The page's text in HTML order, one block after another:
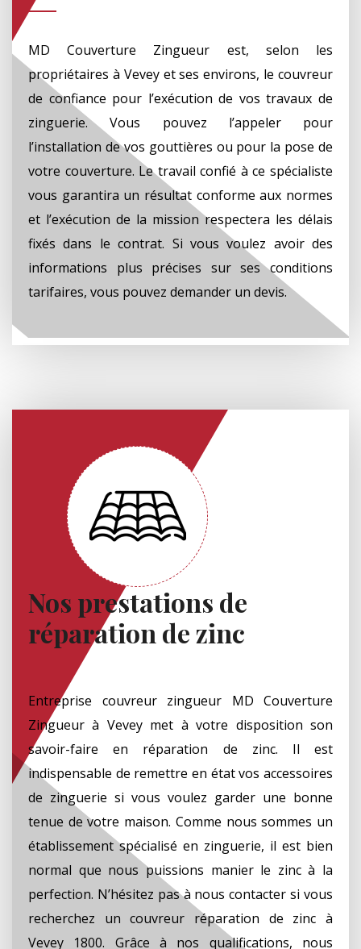
MD Couverture Zingueur est, selon les
propriétaires à Vevey et ses environs, le couvreur
de confiance pour l’exécution de vos travaux de
zinguerie. Vous pouvez l’appeler pour
l’installation de vos gouttières ou pour la pose de
votre couverture. Le travail confié à ce spécialiste
vous garantira un résultat conforme aux normes
et l’exécution de la mission respectera les délais
fixés dans le contrat. Si vous voulez avoir des
informations plus précises sur ses conditions
tarifaires, vous pouvez demander un devis.
Nos prestations de
réparation de zinc
Entreprise couvreur zingueur MD Couverture
Zingueur à Vevey met à votre disposition son
savoir-faire en réparation de zinc. Il est
indispensable de remettre en état vos accessoires
de zinguerie si vous voulez garder une bonne
tenue de votre maison. Comme nous sommes un
établissement spécialisé en zinguerie, il est bien
normal que nous puissions manier le zinc à la
perfection. N’hésitez pas à nous contacter si vous
recherchez un couvreur réparation de zinc à
Vevey 1800. Grâce à nos qualifications, nous